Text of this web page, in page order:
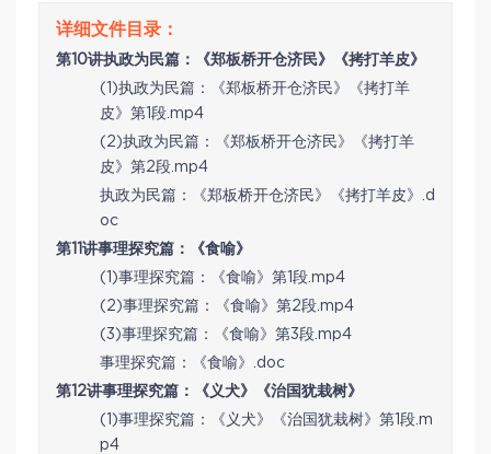
第10讲执政为民篇：《郑板桥开仓济民》《拷打羊皮》
(1)执政为民篇：《郑板桥开仓济民》《拷打羊
皮》第1段.mp4
(2)执政为民篇：《郑板桥开仓济民》《拷打羊
皮》第2段.mp4
执政为民篇：《郑板桥开仓济民》《拷打羊皮》.d
oc
第11讲事理探究篇：《食喻》
(1)事理探究篇：《食喻》第1段.mp4
(2)事理探究篇：《食喻》第2段.mp4
(3)事理探究篇：《食喻》第3段.mp4
事理探究篇：《食喻》.doc
第12讲事理探究篇：《义犬》《治国犹栽树》
(1)事理探究篇：《义犬》《治国犹栽树》第1段.m
p4